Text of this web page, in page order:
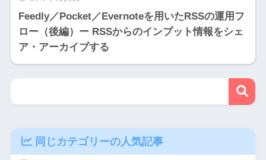
Feedly／Pocket／Evernoteを用いたRSSの運用フ
ロー（後編）ー RSSからのインプット情報をシェ
ア・アーカイブする
同じカテゴリーの人気記事